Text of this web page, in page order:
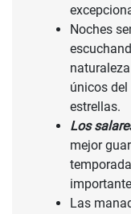
Noches
únicos
estrellas.
Los
mejor
Las